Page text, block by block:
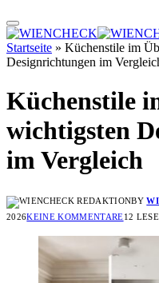
Startseite » Küchenstile im
Designrichtungen im
Küchenstile
wichtigsten
im Vergleich
BY
2026KEINE KOMMENTARE12